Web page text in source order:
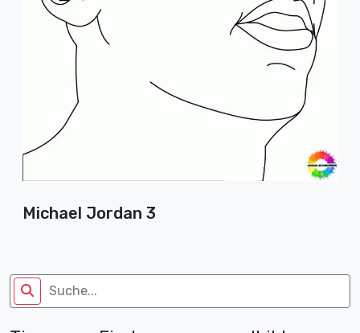
Michael Jordan 3